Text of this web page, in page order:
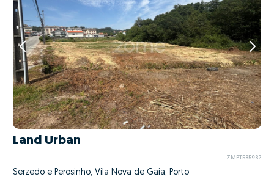
Land Urban
ZMPT585982
Serzedo e Perosinho, Vila Nova de Gaia, Porto